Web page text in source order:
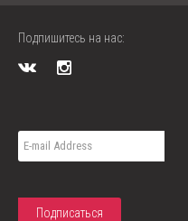
Подпишитесь на нас: